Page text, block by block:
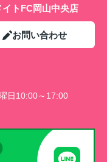
トFC岡山中央店
お問い合わせ
日10:00～17:00